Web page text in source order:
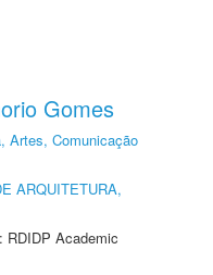
Gomes
Artes, Comunicação
ARQUITETURA,
RDIDP Academic